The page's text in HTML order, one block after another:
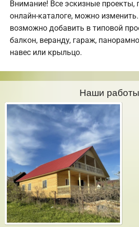
Внимание! Все эскизные проекты,
онлайн-каталоге, можно
возможно добавить в типовой
балкон, веранду, гараж,
навес или крыльцо.
Наши работы